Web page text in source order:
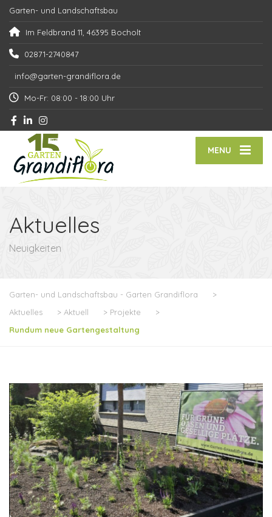
Garten- und Landschaftsbau
Im Feldbrand 11, 46395 Bocholt
02871-2740847
info@garten-grandiflora.de
Mo-Fr: 08:00 - 18:00 Uhr
MENU
Aktuelles
Neuigkeiten
Garten- und Landschaftsbau - Garten Grandiflora
>
Aktuelles
> Aktuell > Projekte
>
Rundum neue Gartengestaltung